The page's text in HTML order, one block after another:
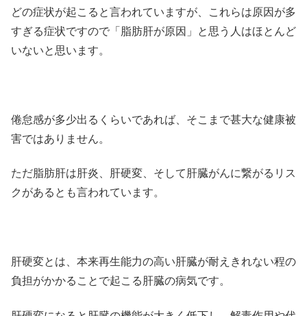
どの症状が起こると言われていますが、これらは原因が多
すぎる症状ですので「脂肪肝が原因」と思う人はほとんど
いないと思います。
倦怠感が多少出るくらいであれば、そこまで甚大な健康被
害ではありません。
ただ脂肪肝は肝炎、肝硬変、そして肝臓がんに繋がるリス
クがあるとも言われています。
肝硬変とは、本来再生能力の高い肝臓が耐えきれない程の
負担がかかることで起こる肝臓の病気です。